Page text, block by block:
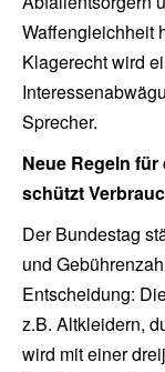
Waffengleichheit
Klagerecht wird
Sprecher.
Neue Regeln
schützt
Der Bundestag
und
Entscheidung:
z.B. Altkleidern,
wird mit einer